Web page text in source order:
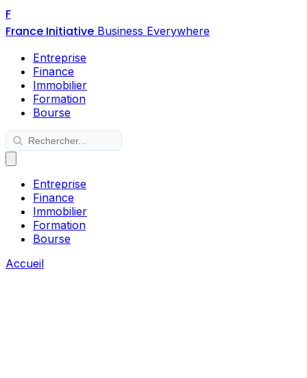
F
France Initiative Business Everywhere
Entreprise
Finance
Immobilier
Formation
Bourse
Entreprise
Finance
Immobilier
Formation
Bourse
Accueil